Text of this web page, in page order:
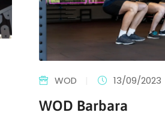
WOD 13/09/2023
WOD Barbara